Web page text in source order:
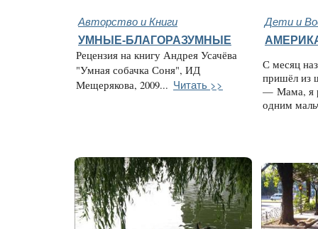
Авторство и Книги Дети и
УМНЫЕ-БЛАГОРАЗУМНЫЕ
Рецензия на книгу Андрея Усачёва
"Умная собачка Соня", ИД
Мещерякова, 2009... Читать >>
С месяц
пришёл из
— Мама, я
одним